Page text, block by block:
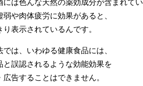
には色んな天然の薬効成分が含まれて
弱や肉体疲労に効果があると、
り表示されているんです。
では、いわゆる健康食品には、
と誤認されるような効能効果を
広告することはできません。